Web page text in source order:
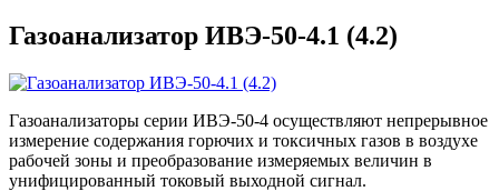
Газоанализатор ИВЭ-50-4.1 (4.2)
Газоанализаторы серии ИВЭ-50-4 осуществляют непрерывное
измерение содержания горючих и токсичных газов в воздухе
рабочей зоны и преобразование измеряемых величин в
унифицированный токовый выходной сигнал.